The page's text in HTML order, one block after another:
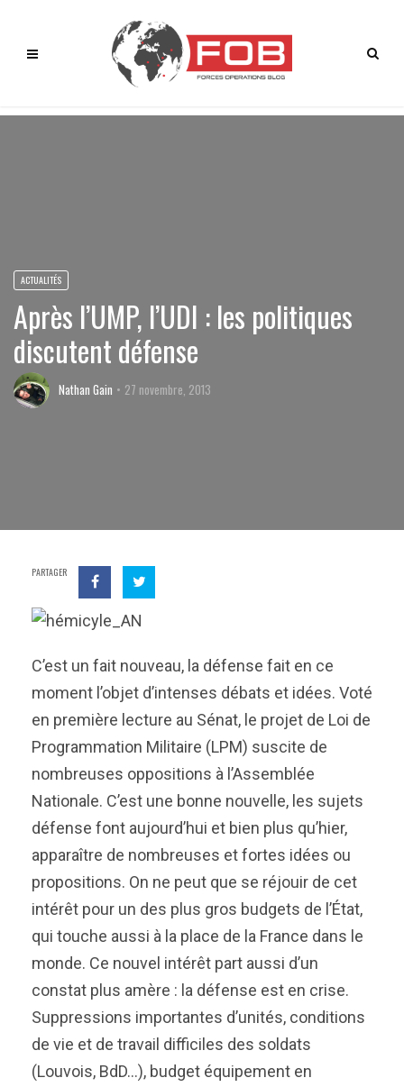
ACTUALITÉS
Après l’UMP, l’UDI : les politiques
discutent défense
Nathan Gain 27 novembre, 2013
PARTAGER
C’est un fait nouveau, la défense fait en ce
moment l’objet d’intenses débats et idées. Voté
en première lecture au Sénat, le projet de Loi de
Programmation Militaire (LPM) suscite de
nombreuses oppositions à l’Assemblée
Nationale. C’est une bonne nouvelle, les sujets
défense font aujourd’hui et bien plus qu’hier,
apparaître de nombreuses et fortes idées ou
propositions. On ne peut que se réjouir de cet
intérêt pour un des plus gros budgets de l’État,
qui touche aussi à la place de la France dans le
monde. Ce nouvel intérêt part aussi d’un
constat plus amère : la défense est en crise.
Suppressions importantes d’unités, conditions
de vie et de travail difficiles des soldats
(Louvois, BdD…), budget équipement en